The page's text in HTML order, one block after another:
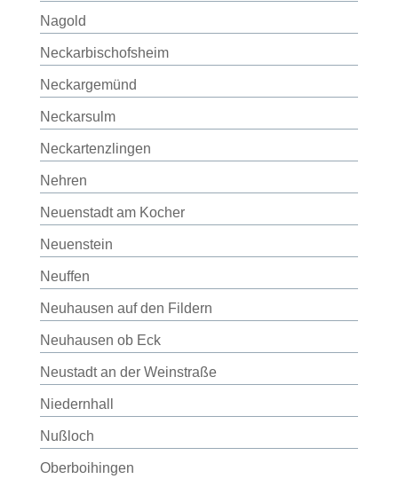
Nagold
Neckarbischofsheim
Neckargemünd
Neckarsulm
Neckartenzlingen
Nehren
Neuenstadt am Kocher
Neuenstein
Neuffen
Neuhausen auf den Fildern
Neuhausen ob Eck
Neustadt an der Weinstraße
Niedernhall
Nußloch
Oberboihingen